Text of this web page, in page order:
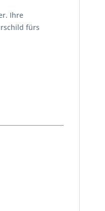
Ihre
fürs